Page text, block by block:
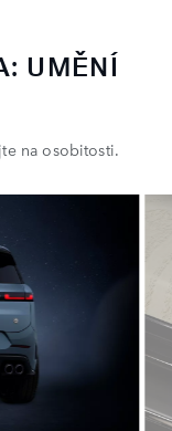
UMĚNÍ
na osobitosti.